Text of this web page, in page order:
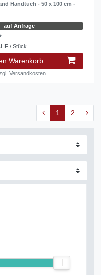
Handtuch - 50 x 100 cm -
auf Anfrage
/ Stück
Warenkorb
Versandkosten
1 2